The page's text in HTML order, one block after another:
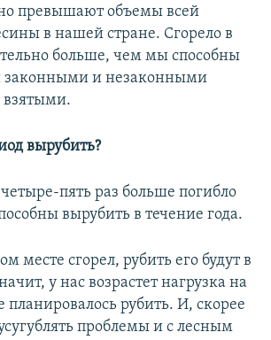
превышают объемы всей
в нашей стране. Сгорело в
больше, чем мы способны
законными и незаконными
взятыми.
вырубить?
пять раз больше погибло
вырубить в течение года.
месте сгорел, рубить его будут в
у нас возрастет нагрузка на
планировалось рубить. И, скорее
усугублять проблемы и с лесным